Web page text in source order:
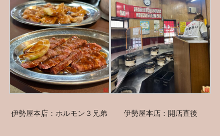
伊勢屋本店：ホルモン３兄弟 伊勢屋本店：開店直後